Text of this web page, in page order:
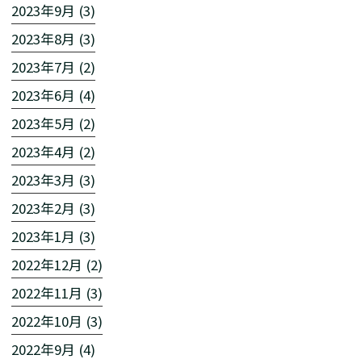
2023年9月 (3)
2023年8月 (3)
2023年7月 (2)
2023年6月 (4)
2023年5月 (2)
2023年4月 (2)
2023年3月 (3)
2023年2月 (3)
2023年1月 (3)
2022年12月 (2)
2022年11月 (3)
2022年10月 (3)
2022年9月 (4)